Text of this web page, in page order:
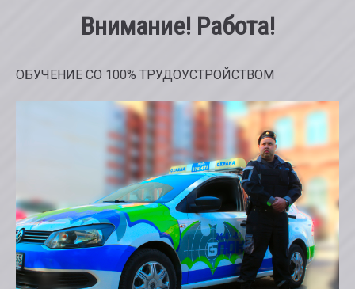
Внимание! Работа!
ОБУЧЕНИЕ СО 100% ТРУДОУСТРОЙСТВОМ